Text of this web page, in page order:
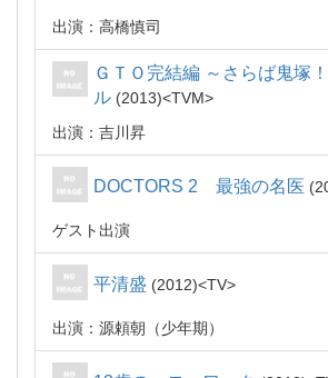
出演：高橋慎司
ＧＴＯ完結編 ～さらば鬼塚
ル
2013
TVM
出演：吉川昇
DOCTORS 2 最強の名医
ゲスト出演
平清盛 2012 TV
出演：源頼朝（少年期）